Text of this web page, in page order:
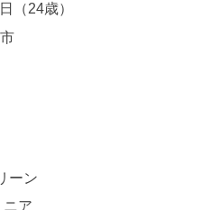
（24歳）
ーン
ニア